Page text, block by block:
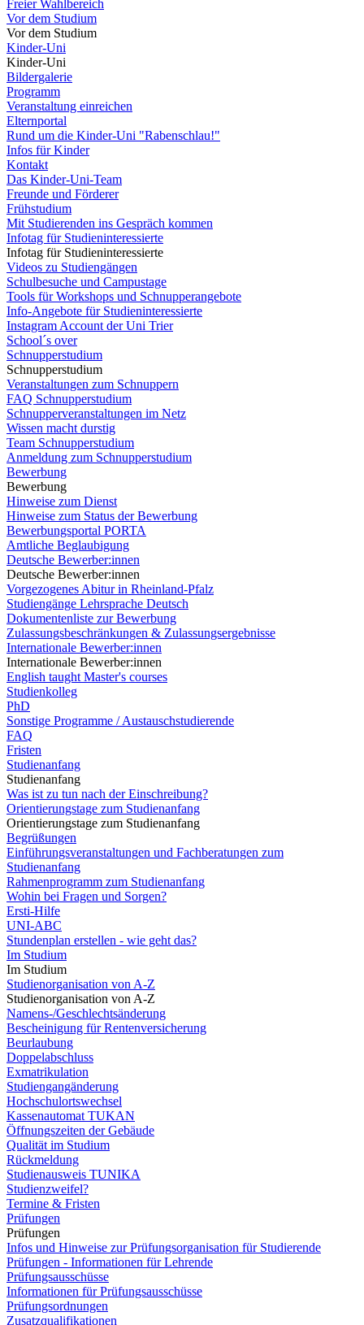
Freier Wahlbereich
Vor dem Studium
Vor dem Studium
Kinder-Uni
Kinder-Uni
Bildergalerie
Programm
Veranstaltung einreichen
Elternportal
Rund um die Kinder-Uni "Rabenschlau!"
Infos für Kinder
Kontakt
Das Kinder-Uni-Team
Freunde und Förderer
Frühstudium
Mit Studierenden ins Gespräch kommen
Infotag für Studieninteressierte
Infotag für Studieninteressierte
Videos zu Studiengängen
Schulbesuche und Campustage
Tools für Workshops und Schnupperangebote
Info-Angebote für Studieninteressierte
Instagram Account der Uni Trier
School´s over
Schnupperstudium
Schnupperstudium
Veranstaltungen zum Schnuppern
FAQ Schnupperstudium
Schnupperveranstaltungen im Netz
Wissen macht durstig
Team Schnupperstudium
Anmeldung zum Schnupperstudium
Bewerbung
Bewerbung
Hinweise zum Dienst
Hinweise zum Status der Bewerbung
Bewerbungsportal PORTA
Amtliche Beglaubigung
Deutsche Bewerber:innen
Deutsche Bewerber:innen
Vorgezogenes Abitur in Rheinland-Pfalz
Studiengänge Lehrsprache Deutsch
Dokumentenliste zur Bewerbung
Zulassungsbeschränkungen & Zulassungsergebnisse
Internationale Bewerber:innen
Internationale Bewerber:innen
English taught Master's courses
Studienkolleg
PhD
Sonstige Programme / Austauschstudierende
FAQ
Fristen
Studienanfang
Studienanfang
Was ist zu tun nach der Einschreibung?
Orientierungstage zum Studienanfang
Orientierungstage zum Studienanfang
Begrüßungen
Einführungsveranstaltungen und Fachberatungen zum
Studienanfang
Rahmenprogramm zum Studienanfang
Wohin bei Fragen und Sorgen?
Ersti-Hilfe
UNI-ABC
Stundenplan erstellen - wie geht das?
Im Studium
Im Studium
Studienorganisation von A-Z
Studienorganisation von A-Z
Namens-/Geschlechtsänderung
Bescheinigung für Rentenversicherung
Beurlaubung
Doppelabschluss
Exmatrikulation
Studiengangänderung
Hochschulortswechsel
Kassenautomat TUKAN
Öffnungszeiten der Gebäude
Qualität im Studium
Rückmeldung
Studienausweis TUNIKA
Studienzweifel?
Termine & Fristen
Prüfungen
Prüfungen
Infos und Hinweise zur Prüfungsorganisation für Studierende
Prüfungen - Informationen für Lehrende
Prüfungsausschüsse
Informationen für Prüfungsausschüsse
Prüfungsordnungen
Zusatzqualifikationen